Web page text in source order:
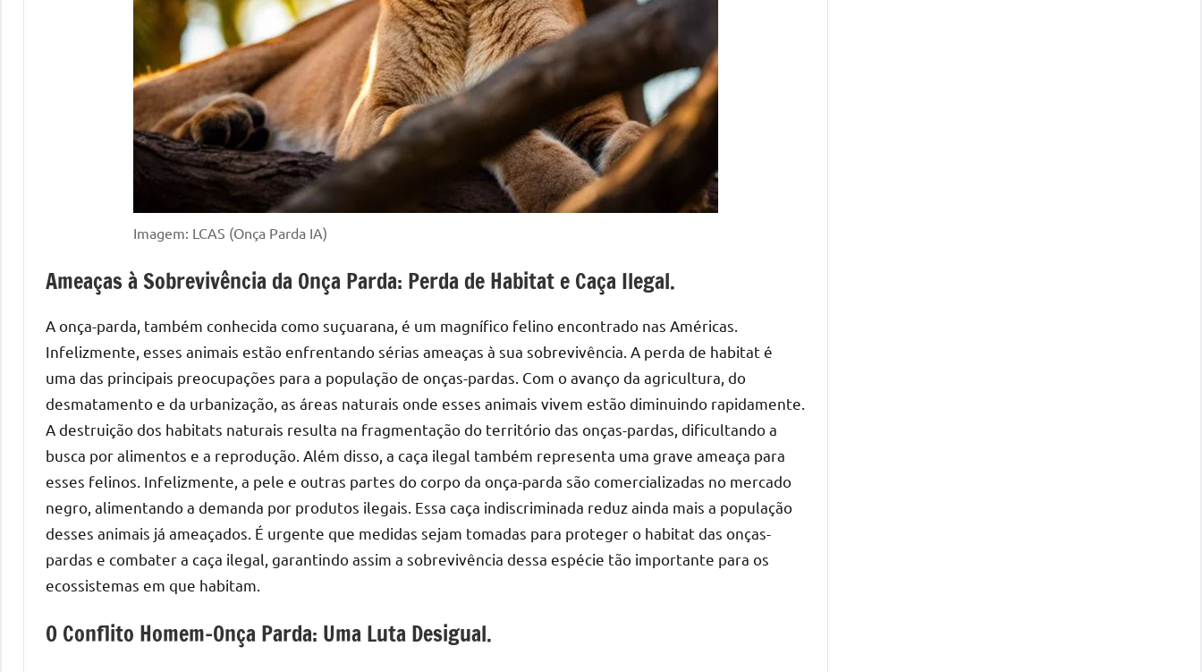
Imagem: LCAS (Onça Parda IA)
Ameaças à Sobrevivência da Onça Parda: Perda de Habitat e Caça Ilegal.
A onça-parda, também conhecida como suçuarana, é um magnífico felino encontrado nas Américas.
Infelizmente, esses animais estão enfrentando sérias ameaças à sua sobrevivência. A perda de habitat é
uma das principais preocupações para a população de onças-pardas. Com o avanço da agricultura, do
desmatamento e da urbanização, as áreas naturais onde esses animais vivem estão diminuindo rapidamente.
A destruição dos habitats naturais resulta na fragmentação do território das onças-pardas, dificultando a
busca por alimentos e a reprodução. Além disso, a caça ilegal também representa uma grave ameaça para
esses felinos. Infelizmente, a pele e outras partes do corpo da onça-parda são comercializadas no mercado
negro, alimentando a demanda por produtos ilegais. Essa caça indiscriminada reduz ainda mais a população
desses animais já ameaçados. É urgente que medidas sejam tomadas para proteger o habitat das onças-
pardas e combater a caça ilegal, garantindo assim a sobrevivência dessa espécie tão importante para os
ecossistemas em que habitam.
O Conflito Homem-Onça Parda: Uma Luta Desigual.